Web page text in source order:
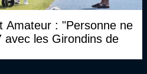
Amateur : "Personne ne
avec les Girondins de